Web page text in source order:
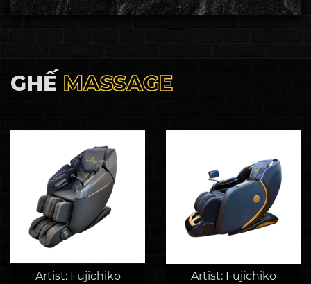
GHẾ MASSAGE
Artist: Fujichiko Artist: Fujichiko